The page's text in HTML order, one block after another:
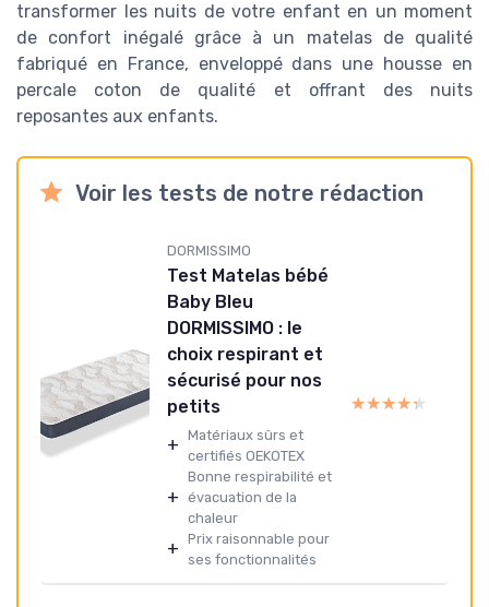
transformer les nuits de votre enfant en un moment
de confort inégalé grâce à un matelas de qualité
fabriqué en France, enveloppé dans une housse en
percale coton de qualité et offrant des nuits
reposantes aux enfants.
Voir les tests de notre rédaction
DORMISSIMO
Test Matelas bébé
Baby Bleu
DORMISSIMO : le
choix respirant et
sécurisé pour nos
petits
+ Matériaux sûrs et
certifiés OEKOTEX
+
Bonne respirabilité et
évacuation de la
chaleur
+ Prix raisonnable pour
ses fonctionnalités
★★★★★
★★★★★